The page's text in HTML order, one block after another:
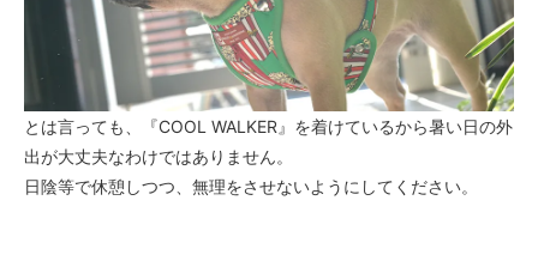
とは言っても、『COOL WALKER』を着けているから暑い日の外
出が大丈夫なわけではありません。
日陰等で休憩しつつ、無理をさせないようにしてください。